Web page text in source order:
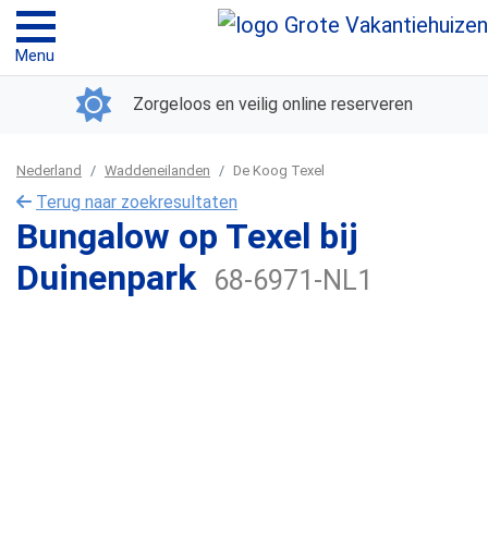
Menu
Zorgeloos en veilig online reserveren
Nederland Waddeneilanden De Koog Texel
Terug naar zoekresultaten
Bungalow op Texel bij
Duinenpark 68-6971-NL1